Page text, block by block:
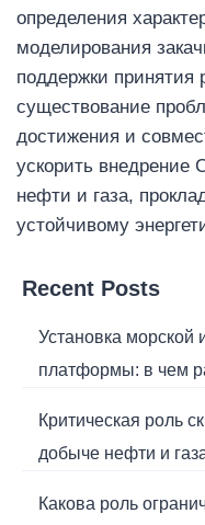
определения
моделирования
поддержки
существование
достижения и
ускорить внедрение
нефти и газа,
устойчивому
Recent Posts
Установка морской
платформы: в чем
Критическая роль
добыче нефти и
Какова роль